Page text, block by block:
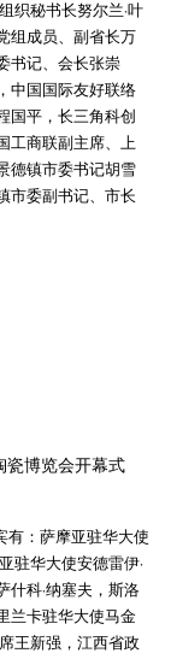
织秘书长努尔兰·叶
组成员、副省长万
书记、会长张崇
中国国际友好联络
国平，长三角科创
工商联副主席、上
德镇市委书记胡雪
市委副书记、市长
瓷博览会开幕式
：萨摩亚驻华大使
驻华大使安德雷伊·
什科·纳塞夫，斯洛
兰卡驻华大使马金
王新强，江西省政